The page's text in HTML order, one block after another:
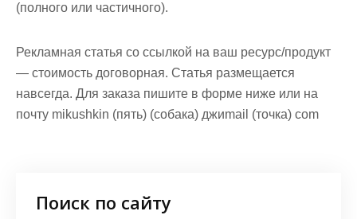
(полного или частичного).
Рекламная статья со ссылкой на ваш ресурс/продукт
— стоимость договорная. Статья размещается
навсегда. Для заказа пишите в форме ниже или на
почту mikushkin (пять) (собака) джиmail (точка) com
Поиск по сайту